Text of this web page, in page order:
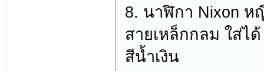
8. นาฬิกา Nixon ห
สายเหล็กกลม ใส่ไ
สีน้ำเงิน